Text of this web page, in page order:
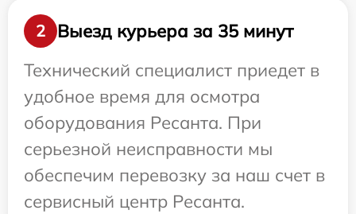
2
Выезд курьера за 35 минут
Технический специалист приедет в
удобное время для осмотра
оборудования Ресанта. При
серьезной неисправности мы
обеспечим перевозку за наш счет в
сервисный центр Ресанта.